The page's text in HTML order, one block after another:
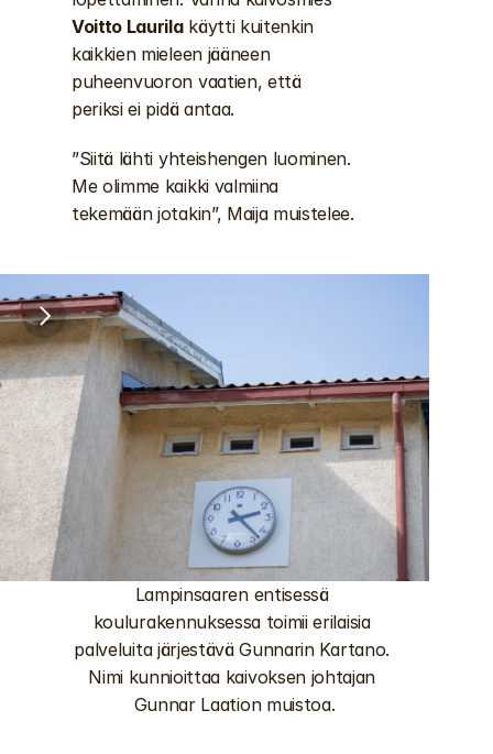
Voitto Laurila käytti kuitenkin
kaikkien mieleen jääneen
puheenvuoron vaatien, että
periksi ei pidä antaa.
”Siitä lähti yhteishengen luominen.
Me olimme kaikki valmiina
tekemään jotakin”, Maija muistelee.
Lampinsaaren entisessä
koulurakennuksessa toimii erilaisia
palveluita järjestävä Gunnarin Kartano.
Nimi kunnioittaa kaivoksen johtajan
Gunnar Laation muistoa.